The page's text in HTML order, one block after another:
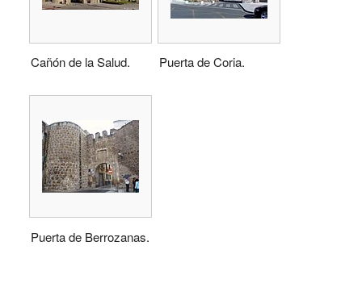
Cañón de la Salud. Puerta de Coria.
Puerta de Berrozanas.